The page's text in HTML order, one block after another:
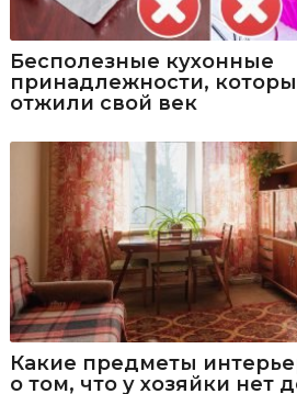
Бесполезные кухонные
принадлежности,
отжили свой век
Какие предметы
о том, что у хозяйки нет